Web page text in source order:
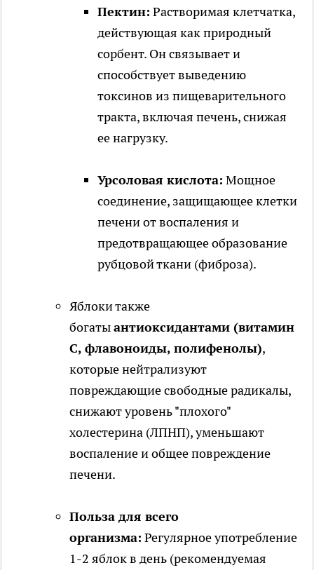
Пектин: Растворимая клетчатка,
действующая как природный
сорбент. Он связывает и
способствует выведению
токсинов из пищеварительного
тракта, включая печень, снижая
ее нагрузку.
Урсоловая кислота: Мощное
соединение, защищающее клетки
печени от воспаления и
предотвращающее образование
рубцовой ткани (фиброза).
Яблоки также
богатыантиоксидантами (витамин
С, флавоноиды, полифенолы),
которые нейтрализуют
повреждающие свободные радикалы,
снижают уровень "плохого"
холестерина (ЛПНП), уменьшают
воспаление и общее повреждение
печени.
Польза для всего
организма: Регулярное употребление
1-2 яблок в день (рекомендуемая